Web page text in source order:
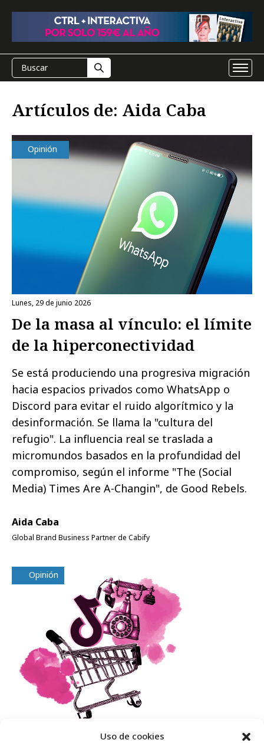
Uso de cookies
Artículos de: Aida Caba
Opinión
lunes, 29 de junio 2026
De la masa al vínculo: el límite
de la hiperconectividad
Se está produciendo una progresiva migración
hacia espacios privados como WhatsApp o
Discord para evitar el ruido algorítmico y la
desinformación. Se llama la "cultura del
refugio". La influencia real se traslada a
micromundos basados en la profundidad del
compromiso, según el informe "The (Social
Media) Times Are A-Changin", de Good Rebels.
Aida Caba
Global Brand Business Partner de Cabify
Opinión